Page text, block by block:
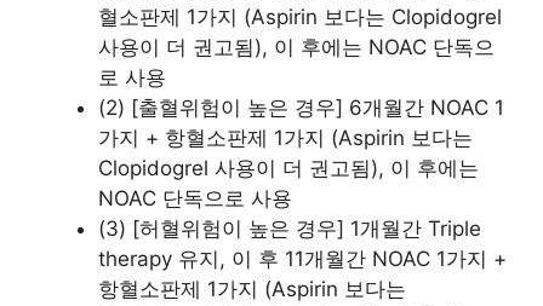
혈소판제 1가지 (Aspirin 보다는 Clopidogrel
사용이 더 권고됨), 이 후에는 NOAC 단독으
로 사용
(2) [출혈위험이 높은 경우] 6개월간 NOAC 1
가지 + 항혈소판제 1가지 (Aspirin 보다는
Clopidogrel 사용이 더 권고됨), 이 후에는
NOAC 단독으로 사용
(3) [허혈위험이 높은 경우] 1개월간 Triple
therapy 유지, 이 후 11개월간 NOAC 1가지 +
항혈소판제 1가지 (Aspirin 보다는